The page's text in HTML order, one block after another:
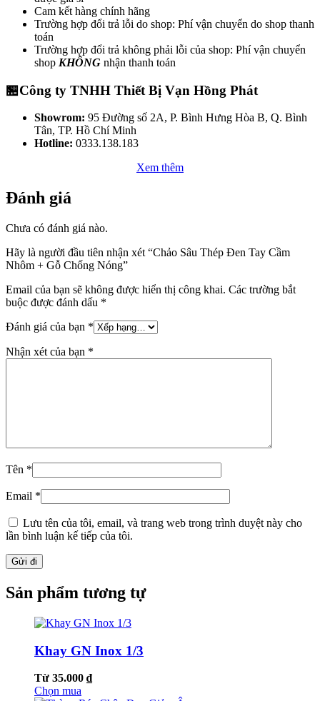
Cam kết hàng chính hãng
Trường hợp đổi trả lỗi do shop: Phí vận chuyển do shop thanh
toán
Trường hợp đổi trả không phải lỗi của shop: Phí vận chuyển
shop KHÔNG nhận thanh toán
🏪Công ty TNHH Thiết Bị Vạn Hồng Phát
Showrom: 95 Đường số 2A, P. Bình Hưng Hòa B, Q. Bình
Tân, TP. Hồ Chí Minh
Hotline: 0333.138.183
Xem thêm
Đánh giá
Chưa có đánh giá nào.
Hãy là người đầu tiên nhận xét “Chảo Sâu Thép Đen Tay Cầm
Nhôm + Gỗ Chống Nóng”
Email của bạn sẽ không được hiển thị công khai. Các trường bắt
buộc được đánh dấu *
Đánh giá của bạn *
Nhận xét của bạn *
Tên *
Email *
Lưu tên của tôi, email, và trang web trong trình duyệt này cho
lần bình luận kế tiếp của tôi.
Sản phẩm tương tự
Khay GN Inox 1/3
Từ 35.000 ₫
Chọn mua